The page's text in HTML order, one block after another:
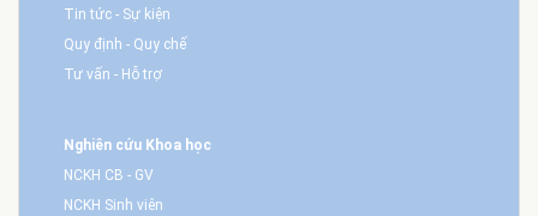
Tin tức - Sự kiện
Quy định - Quy chế
Tư vấn - Hỗ trợ
Nghiên cứu Khoa học
NCKH CB - GV
NCKH Sinh viên